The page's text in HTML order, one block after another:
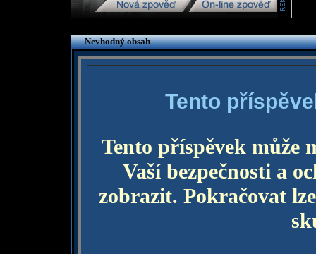
Nevhodný obsah
Tento
Tento příspěvek může
Vaší bezpečnosti a
zobrazit. Pokračovat